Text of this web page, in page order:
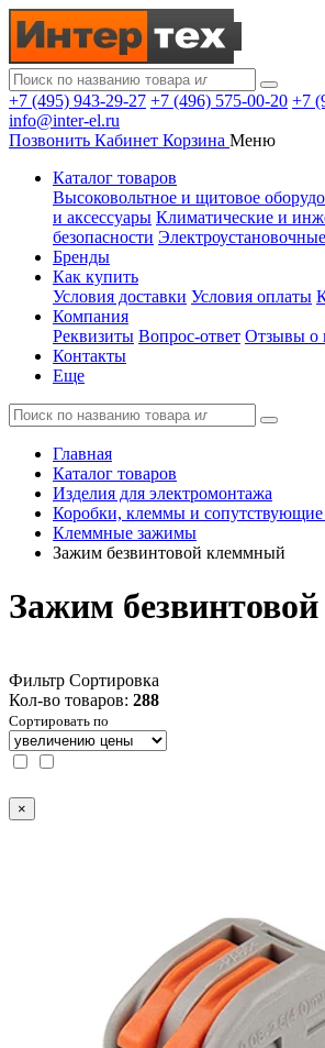
+7 (495) 943-29-27 +7 (496) 575-00-20 +7
info@inter-el.ru
Позвонить Кабинет Корзина Меню
Каталог товаров
Высоковольтное и щитовое
и аксессуары Климатические и
безопасности
Бренды
Как купить
Условия доставки Условия оплаты
Компания
Реквизиты Вопрос-ответ Отзывы о
Контакты
Еще
Главная
Каталог товаров
Изделия для электромонтажа
Коробки, клеммы и
Клеммные зажимы
Зажим безвинтовой клеммный
Зажим
Фильтр Сортировка
Кол-во товаров: 288
Сортировать по
×